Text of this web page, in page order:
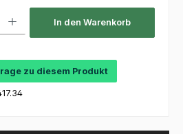
In den Warenkorb
zu diesem Produkt